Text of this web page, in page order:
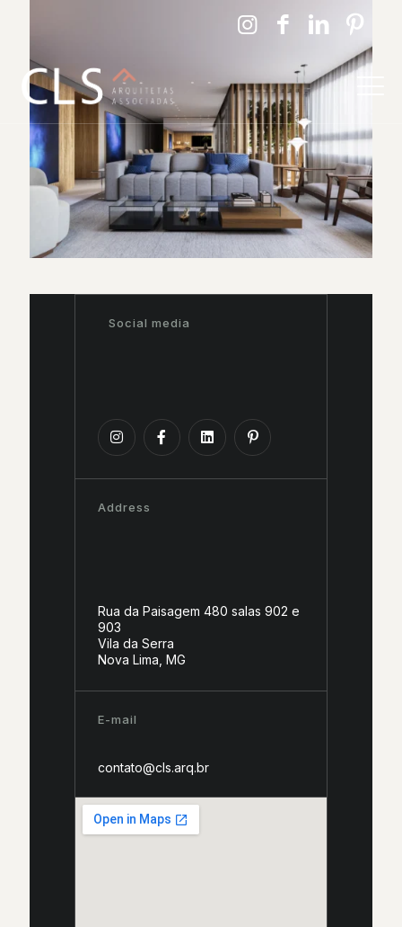
Social media
Address
Rua da Paisagem 480 salas 902 e
903
Vila da Serra
Nova Lima, MG
E-mail
contato@cls.arq.br